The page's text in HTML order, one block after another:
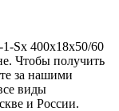
Sх 400x18x50/60
Чтобы получить
за нашими
виды
и России.